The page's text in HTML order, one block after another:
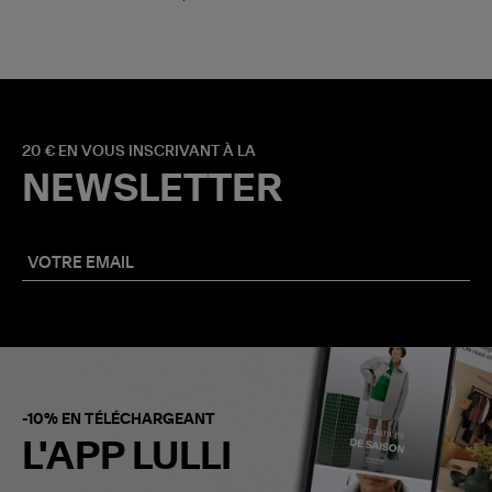
20 € EN VOUS INSCRIVANT À LA
NEWSLETTER
-10% EN TÉLÉCHARGEANT
L'APP LULLI